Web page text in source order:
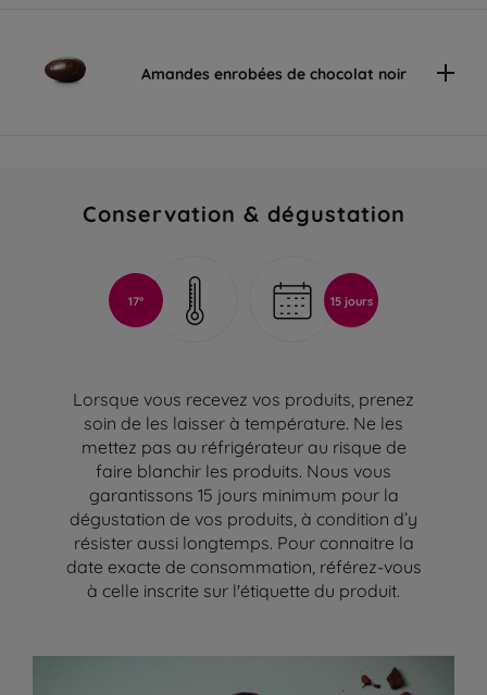
Amandes enrobées de chocolat noir
Conservation & dégustation
17° 15 jours
Lorsque vous recevez vos produits, prenez
soin de les laisser à température. Ne les
mettez pas au réfrigérateur au risque de
faire blanchir les produits. Nous vous
garantissons 15 jours minimum pour la
dégustation de vos produits, à condition d’y
résister aussi longtemps. Pour connaitre la
date exacte de consommation, référez-vous
à celle inscrite sur l'étiquette du produit.